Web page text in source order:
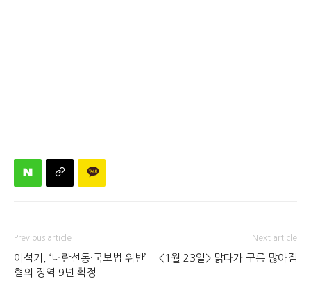
Previous article
이석기, ‘내란선동·국보법 위반’
혐의 징역 9년 확정
Next article
<1월 23일> 맑다가 구름 많아짐